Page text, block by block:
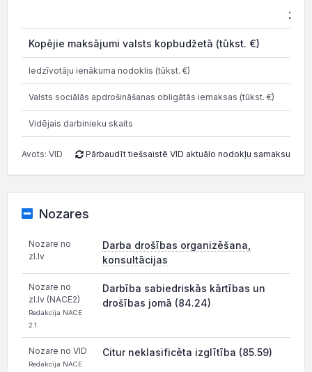
2025
Kopējie maksājumi valsts kopbudžetā (tūkst. €)
Iedzīvotāju ienākuma nodoklis (tūkst. €)
Valsts sociālās apdrošināšanas obligātās iemaksas (tūkst. €)
Vidējais darbinieku skaits
Avots: VID Pārbaudīt tiešsaistē VID aktuālo nodokļu samaksu
Nozares
Nozare no
zl.lv
Darba drošības organizēšana,
konsultācijas
Nozare no
zl.lv (NACE2)
Redakcija NACE
2.1
Darbība sabiedriskās kārtības un
drošības jomā (84.24)
Nozare no VID
Redakcija NACE
Citur neklasificēta izglītība (85.59)